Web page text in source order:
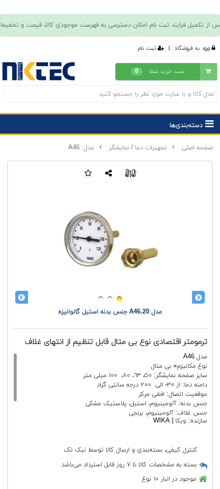
ورود به فروشگاه | ثبت نام
سبد خرید شما 0
دسته‌بندی‌ها
صفحه اصلی تجهیزات دما / نمایشگر مدل: A46
|
مدل A46.20 جنس بدنه استیل گالوانیزه
ترمومتر اقتصادی نوع بی متال قابل تنظیم از انتهای غلاف
مدل A46
نوع مکانیزم» بی متال
سایز صفحه نمایشگر: ٥٠، ٦٣، ٨٠، ١٠٠ میلی متر
دامنه دما: از ٣٠- الی ٢٠٠ درجه سانتی گراد
موقعیت اتصال: افقی مرکز
جنس بدنه: آلومینیوم، استیل، پلاستیک مشکی
جنس غلاف: آلومینیوم، برنجی
طول غلاف: از ٤٠ الی ١٦٠ میلی متر
سازنده: ویکا | WIKA
کنترل کیفی، بسته‌بندی و ارسال کالا توسط نیک تک
بسته به مشخصات کالا تا ۷ روز قابل استرداد می‌باشد
موجود در انبار ۱۰ نوع